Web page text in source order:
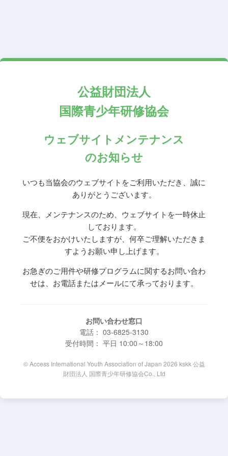
公益財団法人
国際青少年研修協会
ウェブサイトメンテナンス
のお知らせ
いつも当協会のウェブサイトをご利用いただき、誠に
ありがとうございます。
現在、メンテナンスのため、ウェブサイトを一時休止
しております。
ご不便をおかけいたしますが、何卒ご理解いただきま
すようお願い申し上げます。
お急ぎのご用件や研修プログラムに関するお問い合わ
せは、お電話またはメールにて承っております。
お問い合わせ窓口
電話： 03-6825-3130
受付時間： 平日 10:00～18:00
© Access International Youth Association of Japan 2026 kskk 公益
財団法人 国際青少年研修協会Co., Ltd